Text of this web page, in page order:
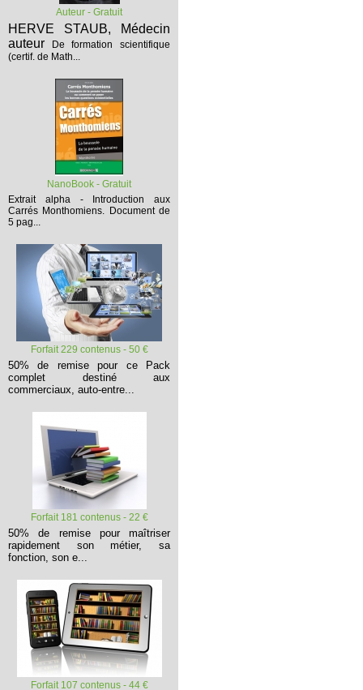
Auteur - Gratuit
HERVE STAUB, Médecin
auteur
De formation scientifique
(certif. de Math...
NanoBook - Gratuit
Extrait alpha - Introduction aux
Carrés Monthomiens. Document de
5 pag...
Forfait 229 contenus - 50 €
50% de remise pour ce Pack
complet destiné aux
commerciaux, auto-entre...
Forfait 181 contenus - 22 €
50% de remise pour maîtriser
rapidement son métier, sa
fonction, son e...
Forfait 107 contenus - 44 €